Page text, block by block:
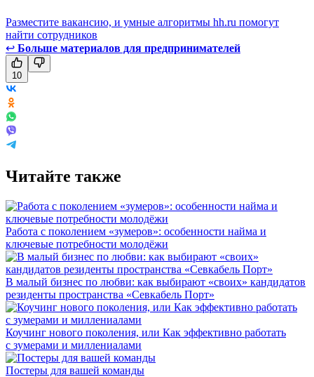
Разместите вакансию, и умные алгоритмы hh.ru помогут
найти сотрудников
↩ Больше материалов для предпринимателей
10
Читайте также
Работа с поколением «зумеров»: особенности найма и
ключевые потребности молодёжи
В малый бизнес по любви: как выбирают «своих» кандидатов
резиденты пространства «Севкабель Порт»
Коучинг нового поколения, или Как эффективно работать
с зумерами и миллениалами
Постеры для вашей команды